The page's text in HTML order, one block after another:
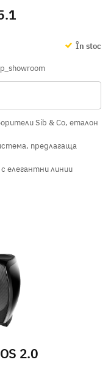
În stoc
Sib & Co, еталон
предлагаща
елегантни линии
2.0